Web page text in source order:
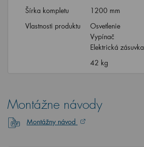
Šírka kompletu
1200 mm
Vlastnosti produktu
Osvetlenie
Vypínač
Elektrická zásuvka
42 kg
Montážne návody
Montážny návod